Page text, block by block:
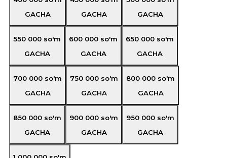
GACHA
GACHA
GACHA
550 000 so'm
GACHA
600 000 so'm
GACHA
650 000 so'm
GACHA
700 000 so'm
GACHA
750 000 so'm
GACHA
800 000 so'm
GACHA
850 000 so'm
GACHA
900 000 so'm
GACHA
950 000 so'm
GACHA